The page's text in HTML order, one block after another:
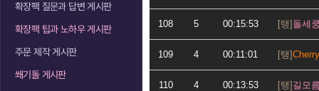
확장팩 질문과 답변 게시판
확장팩 팁과 노하우 게시판
주문 제작 게시판
쐐기돌 게시판
108 5 00:15:53 돌세
109 4 00:11:01
110 4 00:13:53 길모